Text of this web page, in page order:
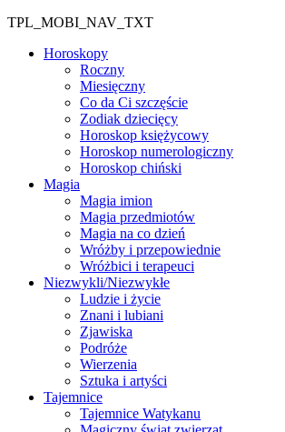
TPL_MOBI_NAV_TXT
Horoskopy
Roczny
Miesięczny
Co da Ci szczęście
Zodiak dziecięcy
Horoskop księżycowy
Horoskop numerologiczny
Horoskop chiński
Magia
Magia imion
Magia przedmiotów
Magia na co dzień
Wróżby i przepowiednie
Wróżbici i terapeuci
Niezwykli/Niezwykłe
Ludzie i życie
Znani i lubiani
Zjawiska
Podróże
Wierzenia
Sztuka i artyści
Tajemnice
Tajemnice Watykanu